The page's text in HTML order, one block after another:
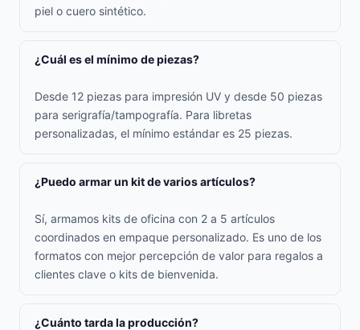
piel o cuero sintético.
¿Cuál es el mínimo de piezas?
Desde 12 piezas para impresión UV y desde 50 piezas
para serigrafía/tampografía. Para libretas
personalizadas, el mínimo estándar es 25 piezas.
¿Puedo armar un kit de varios artículos?
Sí, armamos kits de oficina con 2 a 5 artículos
coordinados en empaque personalizado. Es uno de los
formatos con mejor percepción de valor para regalos a
clientes clave o kits de bienvenida.
¿Cuánto tarda la producción?